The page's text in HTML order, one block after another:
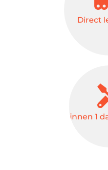
Direct
Binnen 1